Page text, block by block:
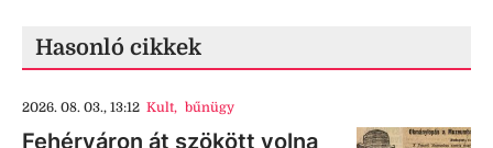
Hasonló cikkek
2026. 08. 03., 13:12 Kult, bűnügy
Fehérváron át szökött volna